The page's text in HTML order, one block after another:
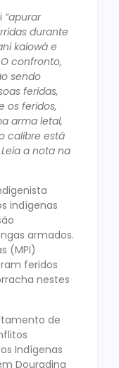
“apurar
durante
kaiowá e
confronto,
sendo
feridas,
os feridos,
arma letal,
calibre está
a nota na
indígenas
armados.
(MPI)
feridos
nestes
de
Indígenas
Douradina